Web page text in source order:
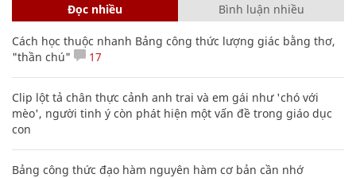
Đọc nhiều Bình luận nhiều
Cách học thuộc nhanh Bảng công thức lượng giác bằng thơ,
"thần chú"
17
Clip lột tả chân thực cảnh anh trai và em gái như 'chó với
mèo', người tinh ý còn phát hiện một vấn đề trong giáo dục
con
Bảng công thức đạo hàm nguyên hàm cơ bản cần nhớ